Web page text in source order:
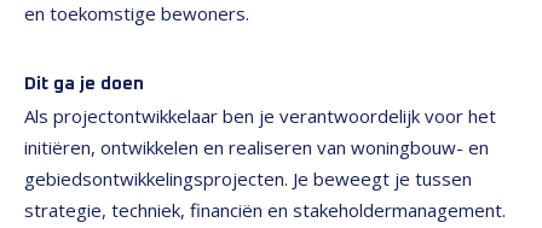
en toekomstige bewoners.
Dit ga je doen
Als projectontwikkelaar ben je verantwoordelijk voor het
initiëren, ontwikkelen en realiseren van woningbouw- en
gebiedsontwikkelingsprojecten. Je beweegt je tussen
strategie, techniek, financiën en stakeholdermanagement.